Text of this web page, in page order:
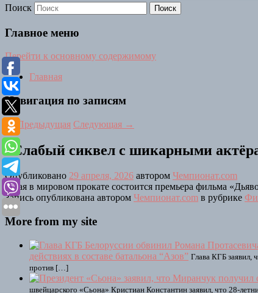
Поиск
Главное меню
Перейти к основному содержимому
Главная
Навигация по записям
←Предыдущая Следующая →
«Слабый сиквел с шикарными
Опубликовано 29 апреля, 2026 автором Чемпионат.com
1 мая в мировом прокате состоится премьера фильма
Запись опубликована автором Чемпионат.com в рубрике
More from my site
действиях в составе батальона “Азов” Глава КГБ заявил,
против […]
швейцарского «Сьона» Кристиан Константин заявил, что 28-